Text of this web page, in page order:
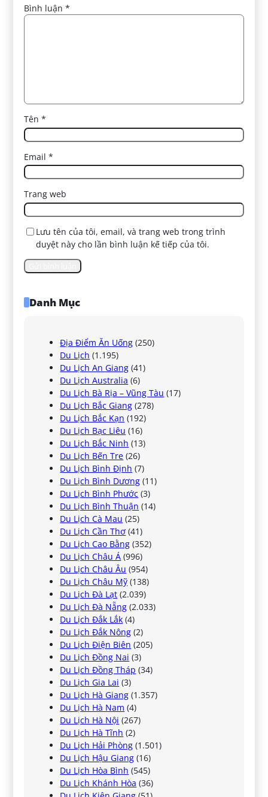
Bình luận*
Tên*
Email*
Trang web
Lưu tên của tôi, email, và trang web trong trình
duyệt này cho lần bình luận kế tiếp của tôi.
Danh Mục
Địa Điểm Ăn Uống (250)
Du Lịch (1.195)
Du Lịch An Giang (41)
Du Lịch Australia (6)
Du Lịch Bà Rịa – Vũng Tàu (17)
Du Lịch Bắc Giang (278)
Du Lịch Bắc Kạn (192)
Du Lịch Bạc Liêu (16)
Du Lịch Bắc Ninh (13)
Du Lịch Bến Tre (26)
Du Lịch Bình Định (7)
Du Lịch Bình Dương (11)
Du Lịch Bình Phước (3)
Du Lịch Bình Thuận (14)
Du Lịch Cà Mau (25)
Du Lịch Cần Thơ (41)
Du Lịch Cao Bằng (352)
Du Lịch Châu Á (996)
Du Lịch Châu Âu (954)
Du Lịch Châu Mỹ (138)
Du Lịch Đà Lạt (2.039)
Du Lịch Đà Nẵng (2.033)
Du Lịch Đắk Lắk (4)
Du Lịch Đắk Nông (2)
Du Lịch Điện Biên (205)
Du Lịch Đồng Nai (3)
Du Lịch Đồng Tháp (34)
Du Lịch Gia Lai (3)
Du Lịch Hà Giang (1.357)
Du Lịch Hà Nam (4)
Du Lịch Hà Nội (267)
Du Lịch Hà Tĩnh (2)
Du Lịch Hải Phòng (1.501)
Du Lịch Hậu Giang (16)
Du Lịch Hòa Bình (545)
Du Lịch Khánh Hòa (36)